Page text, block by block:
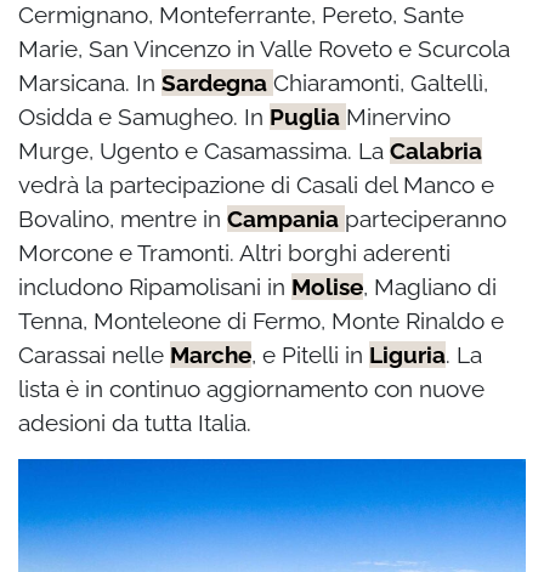
Cermignano, Monteferrante, Pereto, Sante
Marie, San Vincenzo in Valle Roveto e Scurcola
Marsicana. In Sardegna Chiaramonti, Galtellì,
Osidda e Samugheo. In Puglia Minervino
Murge, Ugento e Casamassima. La Calabria
vedrà la partecipazione di Casali del Manco e
Bovalino, mentre in Campania parteciperanno
Morcone e Tramonti. Altri borghi aderenti
includono Ripamolisani in Molise, Magliano di
Tenna, Monteleone di Fermo, Monte Rinaldo e
Carassai nelle Marche, e Pitelli in Liguria. La
lista è in continuo aggiornamento con nuove
adesioni da tutta Italia.